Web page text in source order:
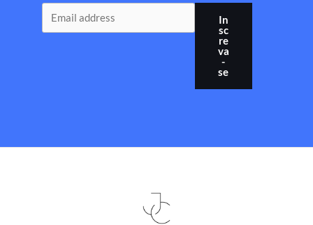
In
sc
re
va
-
se